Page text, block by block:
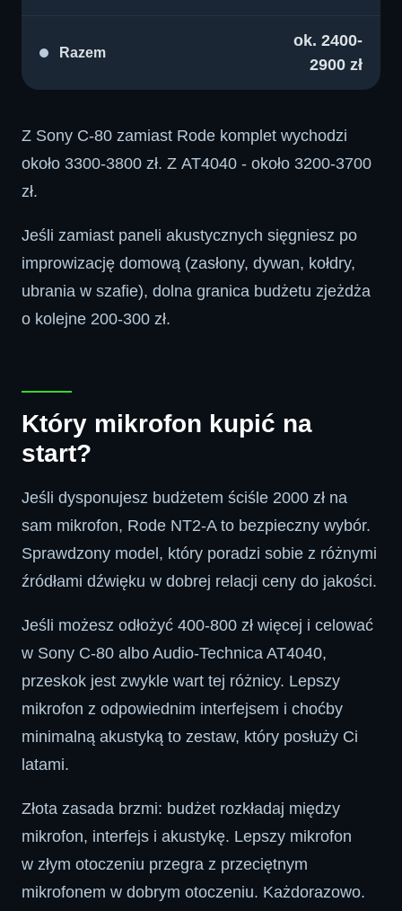
Razem
ok. 2400-
2900 zł
Z Sony C-80 zamiast Rode komplet wychodzi
około 3300-3800 zł. Z AT4040 - około 3200-3700
zł.
Jeśli zamiast paneli akustycznych sięgniesz po
improwizację domową (zasłony, dywan, kołdry,
ubrania w szafie), dolna granica budżetu zjeżdża
o kolejne 200-300 zł.
Który mikrofon kupić na
start?
Jeśli dysponujesz budżetem ściśle 2000 zł na
sam mikrofon, Rode NT2-A to bezpieczny wybór.
Sprawdzony model, który poradzi sobie z różnymi
źródłami dźwięku w dobrej relacji ceny do jakości.
Jeśli możesz odłożyć 400-800 zł więcej i celować
w Sony C-80 albo Audio-Technica AT4040,
przeskok jest zwykle wart tej różnicy. Lepszy
mikrofon z odpowiednim interfejsem i choćby
minimalną akustyką to zestaw, który posłuży Ci
latami.
Złota zasada brzmi: budżet rozkładaj między
mikrofon, interfejs i akustykę. Lepszy mikrofon
w złym otoczeniu przegra z przeciętnym
mikrofonem w dobrym otoczeniu. Każdorazowo.